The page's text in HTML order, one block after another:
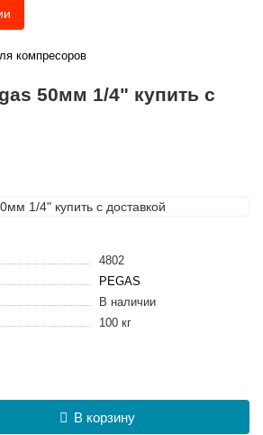
компресоров
50мм 1/4" купить с
4802
PEGAS
В наличии
100 кг
В корзину